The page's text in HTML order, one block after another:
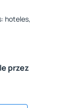
hoteles,
przez